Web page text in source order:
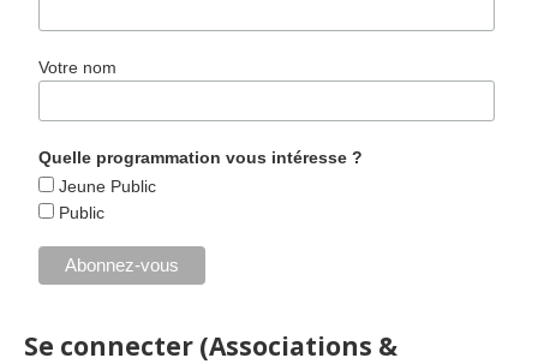
Votre nom
Quelle programmation vous intéresse ?
Jeune Public
Public
Se connecter (Associations &